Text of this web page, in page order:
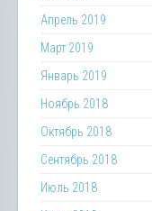
Апрель 2019
Март 2019
Январь 2019
Ноябрь 2018
Октябрь 2018
Сентябрь 2018
Июль 2018